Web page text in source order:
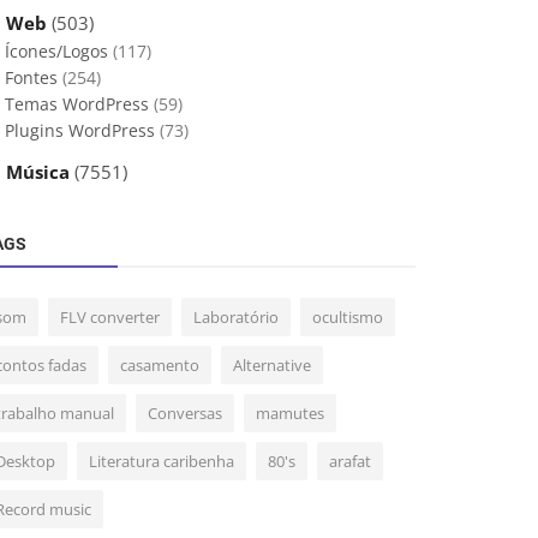
Web (503)
Ícones/Logos (117)
Fontes (254)
Temas WordPress (59)
Plugins WordPress (73)
Música (7551)
FLV converter Laboratório ocultismo
fadas casamento Alternative
manual Conversas mamutes
Literatura caribenha 80's arafat
music